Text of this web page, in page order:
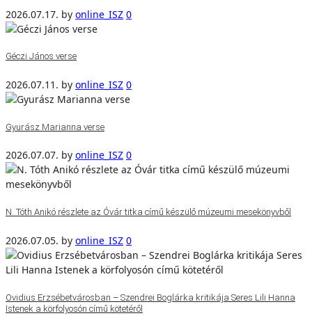
2026.07.17. by online_ISZ 0
Géczi János verse
2026.07.11. by online_ISZ 0
Gyurász Marianna verse
2026.07.07. by online_ISZ 0
N. Tóth Anikó részlete az Óvár titka című készülő múzeumi mesekönyvből
2026.07.05. by online_ISZ 0
Ovidius Erzsébetvárosban – Szendrei Boglárka kritikája Seres Lili Hanna
Istenek a körfolyosón című kötetéről